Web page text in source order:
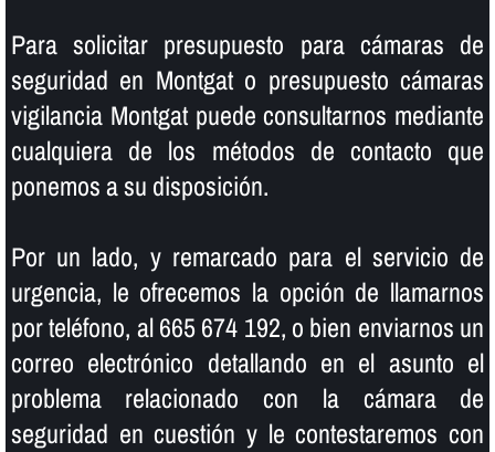
Para solicitar presupuesto para cámaras de
seguridad en Montgat o presupuesto cámaras
vigilancia Montgat puede consultarnos mediante
cualquiera de los métodos de contacto que
ponemos a su disposición.
Por un lado, y remarcado para el servicio de
urgencia, le ofrecemos la opción de llamarnos
por teléfono, al 665 674 192, o bien enviarnos un
correo electrónico detallando en el asunto el
problema relacionado con la cámara de
seguridad en cuestión y le contestaremos con